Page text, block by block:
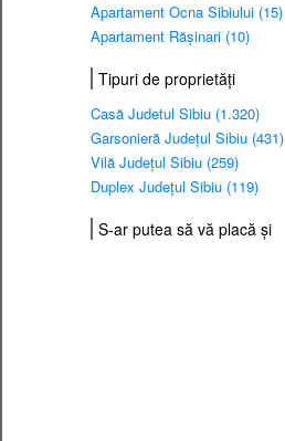
Apartament Ocna Sibiului (15)
Apartament Răşinari (10)
Tipuri de proprietăți
Casă Judetul Sibiu (1.320)
Garsonieră Județul Sibiu (431)
Vilă Județul Sibiu (259)
Duplex Județul Sibiu (119)
S-ar putea să vă placă și